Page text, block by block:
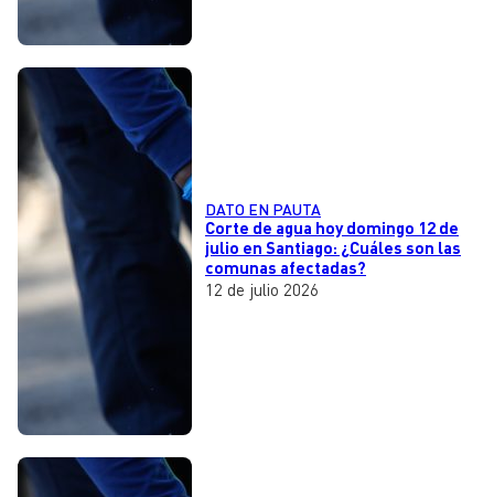
DATO EN PAUTA
Corte de agua hoy domingo 12 de
julio en Santiago: ¿Cuáles son las
comunas afectadas?
12 de julio 2026